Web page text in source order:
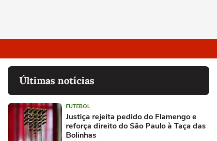
Últimas notícias
FUTEBOL
Justiça rejeita pedido do Flamengo e
reforça direito do São Paulo à Taça das
Bolinhas